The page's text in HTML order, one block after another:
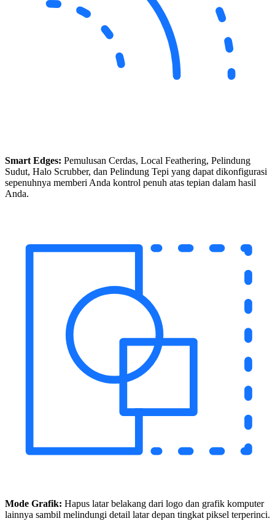
Smart Edges: Pemulusan Cerdas, Local Feathering, Pelindung
Sudut, Halo Scrubber, dan Pelindung Tepi yang dapat dikonfigurasi
sepenuhnya memberi Anda kontrol penuh atas tepian dalam hasil
Anda.
Mode Grafik: Hapus latar belakang dari logo dan grafik komputer
lainnya sambil melindungi detail latar depan tingkat piksel terperinci.